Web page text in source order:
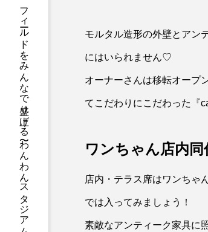
フィールドをみんなで盛り上げる 〜わんわんスタジアム〜 モルタル造形の外壁とアン
にはいられません♡
オーナーさんは移転オープ
てこだわりにこだわった『
ワンちゃん店内
店内・テラス席はワンちゃ
では入ってみましょう！
素敵なアンティーク家具に